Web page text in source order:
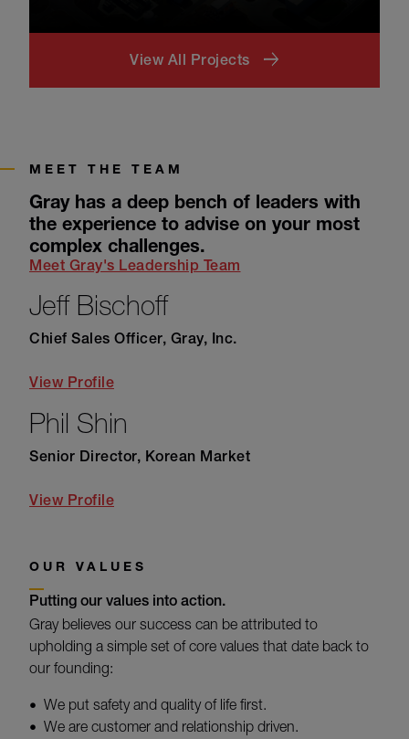
View All Projects
MEET THE TEAM
Gray has a deep bench of leaders with
the experience to advise on your most
complex challenges.
Meet Gray's Leadership Team
Jeff Bischoff
Chief Sales Officer, Gray, Inc.
View Profile
Phil Shin
Senior Director, Korean Market
View Profile
OUR VALUES
Putting our values into action.
Gray believes our success can be attributed to
upholding a simple set of core values that date back to
our founding:
We put safety and quality of life first.
We are customer and relationship driven.